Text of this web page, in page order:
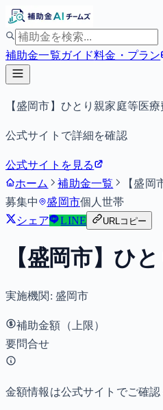
補助金一覧ガイド料金・プラン
【盛岡市】ひとり親家庭等医
公式サイトで詳細を確認
公式サイトを見る
ホーム
補助金一覧
【盛
募集中
盛岡市個人世帯
シェア
LINE URLコピー
【盛岡市】ひ
実施機関: 盛岡市
補助金額（上限）
要問合せ
金額情報は公式サイトでご確認